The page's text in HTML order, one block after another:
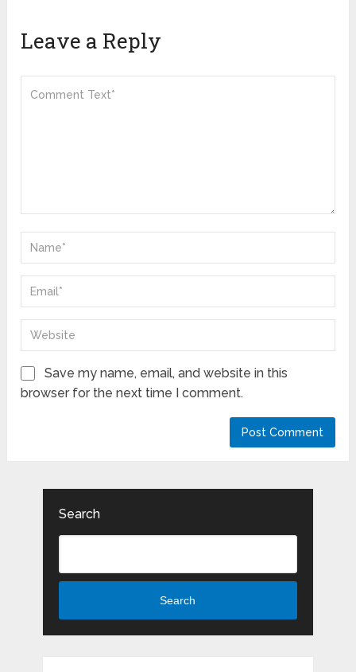
Leave a Reply
Save my name, email, and website in this
browser for the next time I comment.
Search
Search